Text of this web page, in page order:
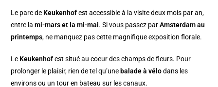
Le parc de Keukenhofest accessible à la visite deux mois par an,
entre lami-mars et la mi-mai. Si vous passez parAmsterdam au
printemps, ne manquez pas cette magnifique exposition florale.
Le Keukenhofest situé au coeur des champs de fleurs. Pour
prolonger le plaisir, rien de tel qu’une balade à vélodans les
environs ou un tour en bateau sur les canaux.